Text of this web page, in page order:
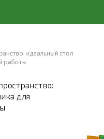
идеальный стол
работы
для